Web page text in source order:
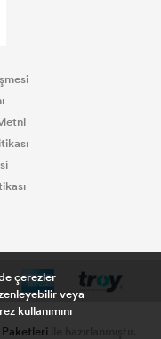
çerezler
veya
kullanımını